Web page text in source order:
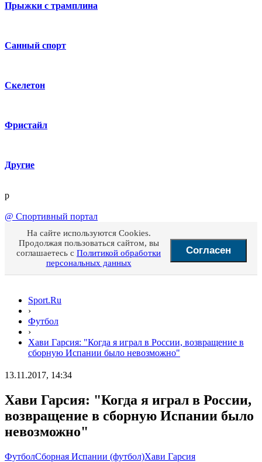
Прыжки с трамплина
Санный спорт
Скелетон
Фристайл
Другие
p
@ Спортивный портал
На сайте используются Cookies.
Продолжая пользоваться сайтом, вы
соглашаетесь с Политикой обработки
персональных данных
Согласен
Sport.Ru
›
Футбол
›
Хави Гарсия: "Когда я играл в России, возвращение в
сборную Испании было невозможно"
13.11.2017, 14:34
Хави Гарсия: "Когда я играл в России,
возвращение в сборную Испании было
невозможно"
ФутболСборная Испании (футбол)Хави Гарсия